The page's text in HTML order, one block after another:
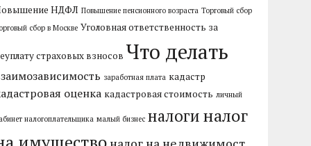
НДФЛ Повышение пенсионного возраста Торговый сбор
сбор в Москве Уголовная ответственность за
страховых взносов Что делать
заработная плата кадастр
оценка кадастровая стоимость личный
налогоплательщика малый бизнес налоги налог